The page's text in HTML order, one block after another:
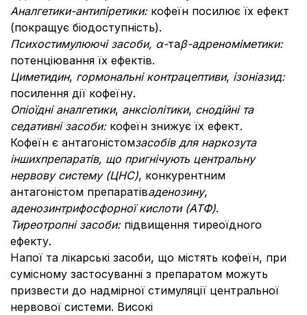
Аналгетики-антипіретики: кофеїн посилює їх ефект
(покращує біодоступність).
Психостимулюючі засоби, α-таβ-адреноміметики:
потенціювання їх ефектів.
Циметидин, гормональні контрацептиви, ізоніазид:
посилення дії кофеїну.
Опіоїдні аналгетики, анксіолітики, снодійні та
седативні засоби: кофеїн знижує їх ефект.
Кофеїн є антагоністомзасобів для наркозута
іншихпрепаратів, що пригнічують центральну
нервову систему (ЦНС), конкурентним
антагоністом препаратіваденозину,
аденозинтрифосфорної кислоти(АТФ).
Тиреотропні засоби: підвищення тиреоїдного
ефекту.
Напої та лікарські засоби, що містять кофеїн, при
сумісному застосуванні з препаратом можуть
призвести до надмірної стимуляції центральної
нервової системи. Високі